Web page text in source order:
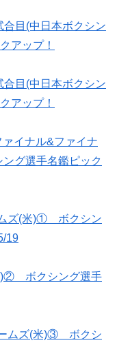
目(中日本ボクシン
アップ！
目(中日本ボクシン
アップ！
イナル&ファイナ
グ選手名鑑ピック
ズ(米)① ボクシン
19
)② ボクシング選手
ムズ(米)③ ボクシ